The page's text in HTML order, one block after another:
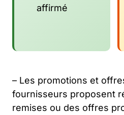
affirmé
– Les promotions et
fournisseurs proposent
remises ou des offres